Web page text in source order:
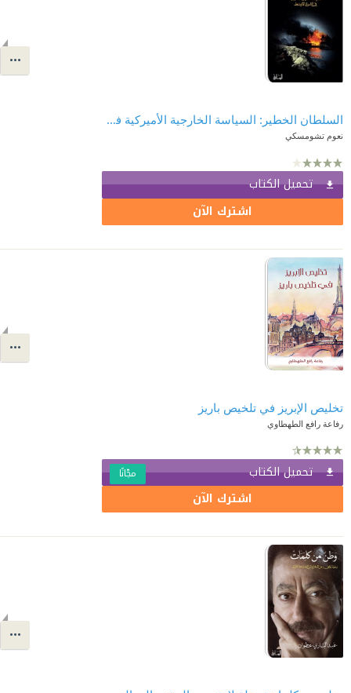
السلطان الخطير: السياسة الخارجية الأميركية في الشرق الأوسط
نعوم تشومسكي
تحميل الكتاب
اشترك الآن
تخليص الإبريز في تلخيص باريز
رفاعة رافع الطهطاوي
تحميل الكتاب مجّانًا
اشترك الآن